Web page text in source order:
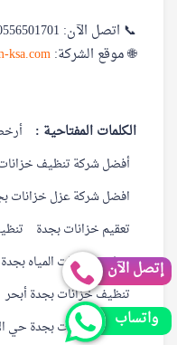
📞 اتصل الآن: 0556501701
🌐 موقع الشركة:ksa.com
الكلمات المفتاحية :
أفضل شركة تنظيف
افضل شركة عزل خزانات
تعقيم خزانات بجدة
تنظيف خزانات المياه بجدة
تنظيف خزانات بجدة أبحر
تنظيف خزانات بجدة حي
إتصل الآن
واتساب